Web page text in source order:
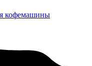
кофемашины